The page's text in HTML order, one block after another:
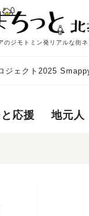
のジモトミン発リアルな街ネ
ジェクト2025
応援 地元人